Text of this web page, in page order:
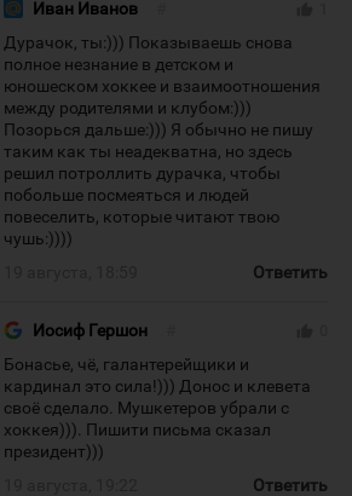
Иван Иванов
Дурачок, ты:))) Показываешь снова
полное незнание в детском и
юношеском хоккее и взаимоотношения
между родителями и клубом:)))
Позорься дальше:))) Я обычно не пишу
таким как ты неадекватна, но здесь
решил потроллить дурачка, чтобы
побольше посмеяться и людей
повеселить, которые читают твою
чушь:))))
Ответить
Иосиф Гершон
Бонасье, чё, галантерейщики и
кардинал это сила!))) Донос и клевета
своё сделало. Мушкетеров убрали с
хоккея))). Пишити письма сказал
президент)))
Ответить